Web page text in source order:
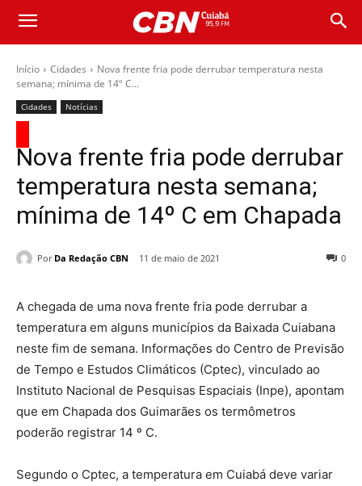
Início Cidades
Nova frente fria pode derrubar temperatura nesta
semana; mínima de 14º C...
Cidades Notícias
Nova frente fria pode derrubar
temperatura nesta semana;
mínima de 14º C em Chapada
Por Da Redação CBN 11 de maio de 2021 0
A chegada de uma nova frente fria pode derrubar a
temperatura em alguns municípios da Baixada Cuiabana
neste fim de semana. Informações do Centro de Previsão
de Tempo e Estudos Climáticos (Cptec), vinculado ao
Instituto Nacional de Pesquisas Espaciais (Inpe), apontam
que em Chapada dos Guimarães os termômetros
poderão registrar 14 º C.
Segundo o Cptec, a temperatura em Cuiabá deve variar